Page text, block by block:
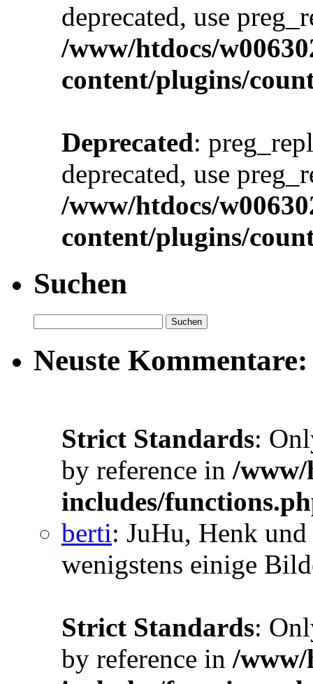
deprecated, use
/www/htdocs/
content/plugins/
Deprecated:
deprecated, use
/www/htdocs/
content/plugins/
Suchen
Neuste Kommentare:
Strict Standards:
by reference in /www/
includes/
berti: JuHu, Henk
wenigstens einige
Strict Standards:
by reference in /www/